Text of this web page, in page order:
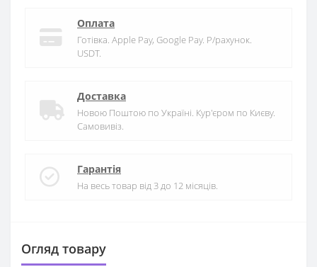
Оплата
Готівка. Apple Pay, Google Pay. Р/рахунок.
USDT.
Доставка
Новою Поштою по Україні. Кур'єром по Києву.
Самовивіз.
Гарантія
На весь товар від 3 до 12 місяців.
Огляд товару